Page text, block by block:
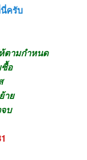
ครับ
ตามกำหนด
อ
าย
บ